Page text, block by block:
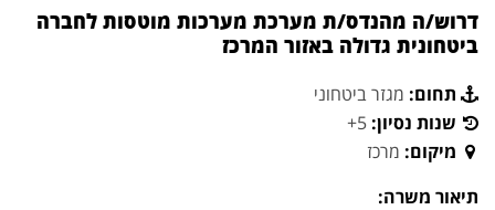
דרוש/ה מהנדס/ת מערכת מערכות מוטסות לחברה
ביטחונית גדולה באזור המרכז
תחום: מגזר ביטחוני
שנות נסיון: 5+
מיקום: מרכז
תיאור משרה: